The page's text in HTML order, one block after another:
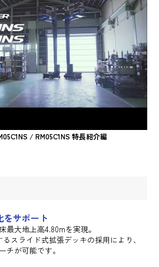
/ RM05C1NS 特長紹介編
をサポート
最大地上高4.80mを実現。
スライド式拡張デッキの採用により、
チが可能です。